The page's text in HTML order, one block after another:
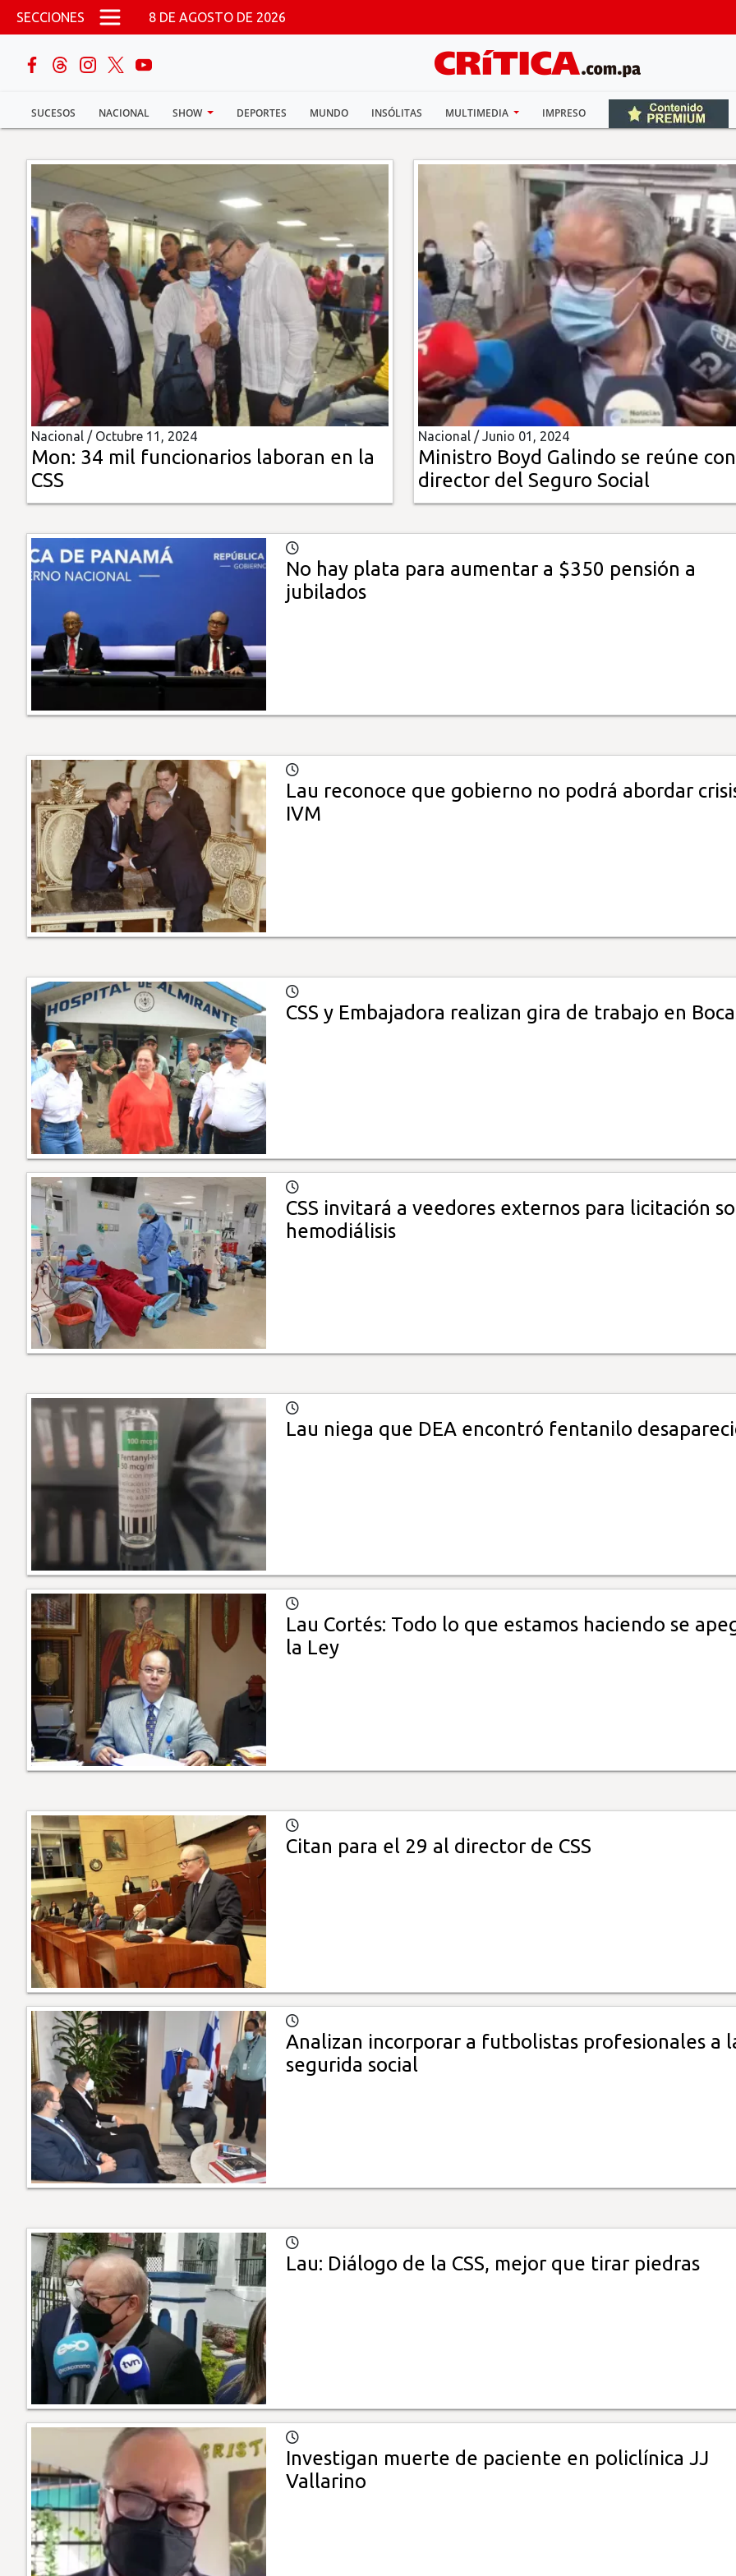
Pasar al contenido principal
SECCIONES 8 DE AGOSTO DE 2026
SUCESOS NACIONAL SHOW DEPORTES MUNDO INSÓLITAS MULTIMEDIA IMPRESO
buscar
Sucesos
Nacional
Política
Show
Deportes
Mundo
Insólitas
Multimedia
Impreso
Nacional / Octubre 11, 2024
Mon: 34 mil funcionarios laboran en la
CSS
Nacional /Junio 01, 2024
Ministro Boyd Galindo se reúne con
director del Seguro Social
No hay plata para aumentar a $350 pensión a
jubilados
Lau reconoce que gobierno no podrá abordar
IVM
CSS y Embajadora realizan gira de trabajo en
CSS invitará a veedores externos para licitación
hemodiálisis
Lau niega que DEA encontró fentanilo
Lau Cortés: Todo lo que estamos haciendo se
la Ley
Citan para el 29 al director de CSS
Analizan incorporar a futbolistas profesionales a
segurida social
Lau: Diálogo de la CSS, mejor que tirar piedras
Investigan muerte de paciente en policlínica JJ
Vallarino